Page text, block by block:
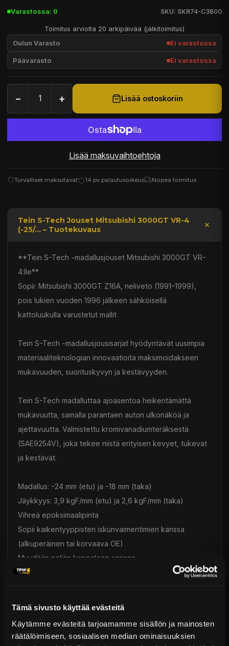
Tämä sivusto käyttää evästeitä
Käytämme evästeitä tarjoamamme sisällön ja mainosten
räätälöimiseen, sosiaalisen median ominaisuuksien
Varastossa: 0 SKU: SKR74-C3B00
Toimitus arviolta 20 arkipäivää (jälkitoimitus)
Oulun Varasto Ei varastossa
Päävarasto Ei varastossa
− + Lisää ostoskoriin
Lisää maksuvaihtoehtoja
Turvalliset maksutavat 14 pv palautusoikeus Nopea toimitus
Tein S-Tech Jouset Mitsubishi 3000GT VR-4
(-25/... – Tuotekuvaus
**Tein S-Tech -madallusjouset Mitsubishi 3000GT VR-
4:lle**
Sopii: Mitsubishi 3000GT Z16A, neliveto (1991–1999),
pois lukien vuoden 1996 jälkeen sähköisellä
kattoluukulla varustetut mallit
Tein S-Tech -madallusjousisarjat hyödyntävät uusimpia
materiaaliteknologian innovaatioita maksimoidakseen
mukavuuden, suorituskyvyn ja kestävyyden.
Tein S-Tech madalluttaa ajoasentoa heikentämättä
mukavuutta, samalla parantaen auton ulkonäköä ja
ajettavuutta. Valmistettu kromivanadiumteräksestä
(SAE9254V), joka tekee niistä erityisen kevyet, tukevat
ja kestävät.
Madallus: -24 mm (etu) ja -18 mm (taka)
Jäykkyys: 3,9 kgF/mm (etu) ja 2,6 kgF/mm (taka)
Vihreä epoksimaalipinta
Sopii kaikentyyppisten iskunvaimentimien kanssa
(alkuperäinen tai korvaava OE)
Myydään neljän kappaleen sarjana
1 vuoden takuu
Tekniset kysymykset